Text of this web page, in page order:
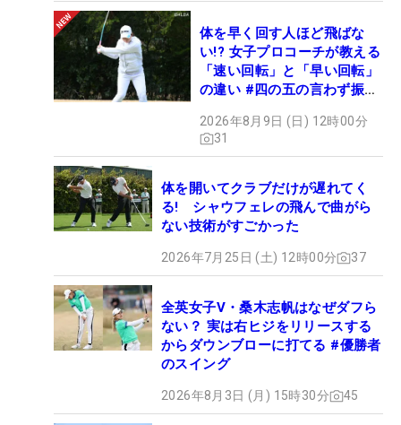
体を早く回す人ほど飛ばな
い!? 女子プロコーチが教える
「速い回転」と「早い回転」
の違い #四の五の言わず振り
2026年8月9日 (日) 12時00分
31
体を開いてクラブだけが遅れてく
る! シャウフェレの飛んで曲がら
ない技術がすごかった
2026年7月25日 (土) 12時00分 37
全英女子V・桑木志帆はなぜダフら
ない？ 実は右ヒジをリリースする
からダウンブローに打てる #優勝者
のスイング
2026年8月3日 (月) 15時30分 45